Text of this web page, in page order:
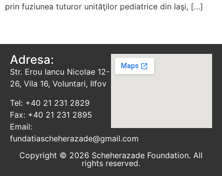
prin fuziunea tuturor unităţilor pediatrice din Iaşi, […]
Adresa:
Str. Erou Iancu Nicolae 12-
26, Vila 16, Voluntari, Ilfov
Tel: +40 21 231 2829
Fax: +40 21 231 2895
Email:
fundatiascheherazade@gmail.com
Copyright © 2026 Scheherazade Foundation. All
rights reserved.